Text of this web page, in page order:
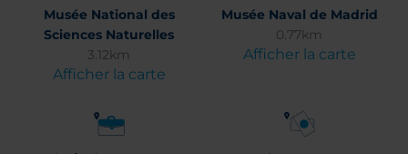
Musée National des
Sciences Naturelles
3.12km
Afficher la carte
Musée Naval de Madrid
0.77km
Afficher la carte